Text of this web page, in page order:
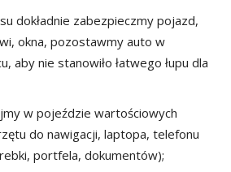
dokładnie zabezpieczmy pojazd,
okna, pozostawmy auto w
aby nie stanowiło łatwego łupu dla
w pojeździe wartościowych
do nawigacji, laptopa, telefonu
portfela, dokumentów);